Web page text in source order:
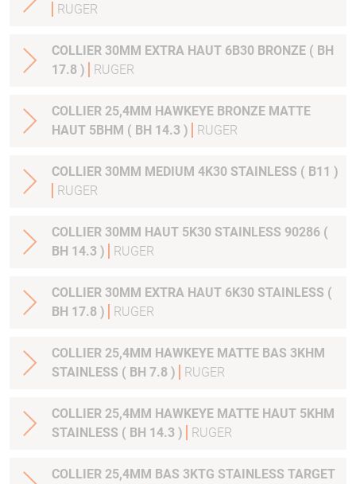
RUGER
COLLIER 30MM EXTRA HAUT 6B30 BRONZE ( BH
17.8 )
RUGER
COLLIER 25,4MM HAWKEYE BRONZE MATTE
HAUT 5BHM ( BH 14.3 )
RUGER
COLLIER 30MM MEDIUM 4K30 STAINLESS ( B11 )
RUGER
COLLIER 30MM HAUT 5K30 STAINLESS 90286 (
BH 14.3 )
RUGER
COLLIER 30MM EXTRA HAUT 6K30 STAINLESS (
BH 17.8 )
RUGER
COLLIER 25,4MM HAWKEYE MATTE BAS 3KHM
STAINLESS ( BH 7.8 )
RUGER
COLLIER 25,4MM HAWKEYE MATTE HAUT 5KHM
STAINLESS ( BH 14.3 )
RUGER
COLLIER 25,4MM BAS 3KTG STAINLESS TARGET